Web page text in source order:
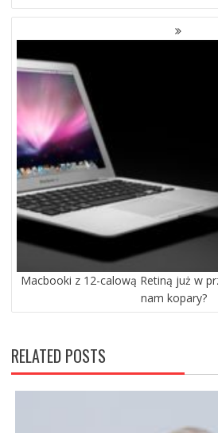
Macbooki z 12-calową Retiną już w
nam kopary?
RELATED POSTS